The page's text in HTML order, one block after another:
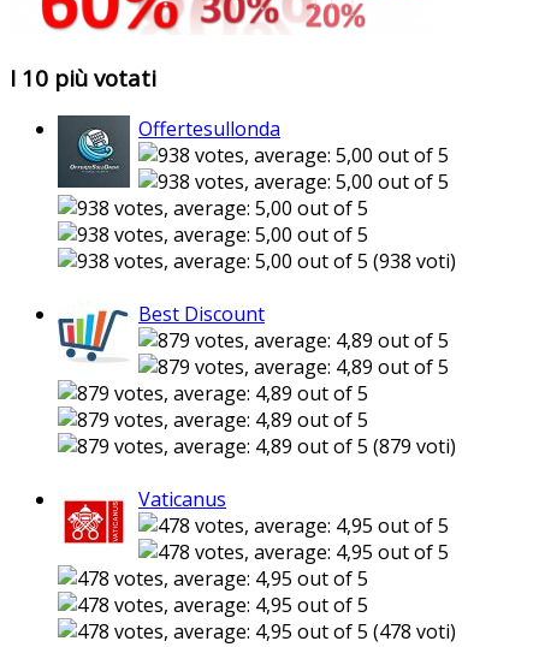
I 10 più votati
Offertesullonda
(938 voti)
Best Discount
(879 voti)
Vaticanus
(478 voti)